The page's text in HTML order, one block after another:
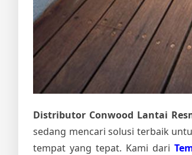
Distributor Conwood Lantai
sedang mencari solusi terbaik
tempat yang tepat. Kami dari